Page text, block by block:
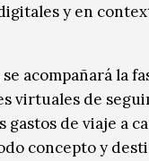
y en
acompañará la
virtuales de
de viaje a
concepto y